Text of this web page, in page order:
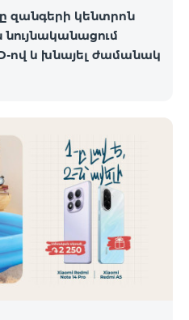
զանգերի կենտրոն
ով և խնայել ժամանակ